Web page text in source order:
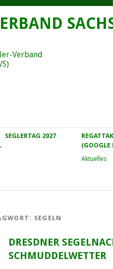
SEGLERTAG 2027
(GOOGLE
Aktuelles
SEGELN
DRESDNER
SCHMUDDELWETTER